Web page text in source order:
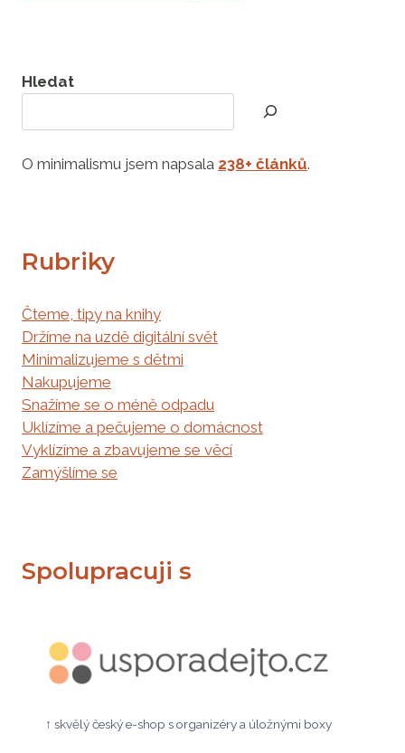
Hledat
O minimalismu jsem napsala 238+ článků.
Rubriky
Čteme, tipy na knihy
Držíme na uzdě digitální svět
Minimalizujeme s dětmi
Nakupujeme
Snažíme se o méně odpadu
Uklízíme a pečujeme o domácnost
Vyklízíme a zbavujeme se věcí
Zamýšlíme se
Spolupracuji s
↑ skvělý český e-shop s organizéry a úložnými boxy